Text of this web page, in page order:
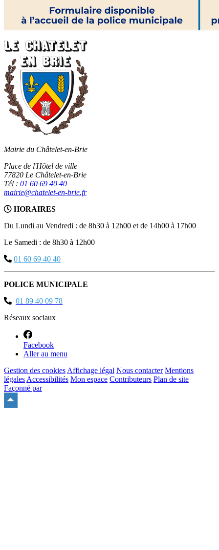
Mairie du Châtelet-en-Brie
Place de l'Hôtel de ville
77820 Le Châtelet-en-Brie
Tél : 01 60 69 40 40
mairie@chatelet-en-brie.fr
HORAIRES
Du Lundi au Vendredi : de 8h30 à 12h00 et de 14h00 à 17h00
Le Samedi : de 8h30 à 12h00
01 60 69 40 40
POLICE MUNICIPALE
01 89 40 09 78
Réseaux sociaux
Facebook
Aller au menu
Gestion des cookies Affichage légal Nous contacter Mentions
légales Accessibilités Mon espace Contributeurs Plan de site
Façonné par